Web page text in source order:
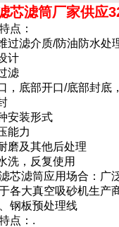
芯滤筒厂家供应
点：
过滤介质/防油防水处
计
滤
，底部开口/底部封底
安装形式
能力
磨及其他后处理
洗，反复使用
芯滤筒应用场合：广
各大真空吸砂机生产
钢板预处理线
点：.